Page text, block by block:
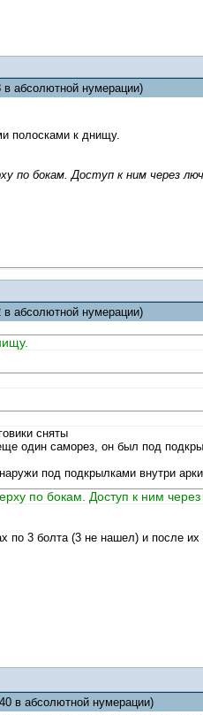
в абсолютной нумерации)
полосками к днищу.
по бокам. Доступ к ним через
в абсолютной нумерации)
сняты
один саморез, он был под
под подкрылками внутри
по бокам. Доступ к ним через
по 3 болта (3 не нашел) и после
в абсолютной нумерации)